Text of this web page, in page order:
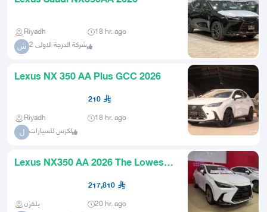
Riyadh 18 hr. ago
ش شركة الدرجة الاولى 2
Lexus NX 350 AA Plus GCC 2026
210
Riyadh 18 hr. ago
ل لكزس للسيارات
Lexus NX350 AA 2026 The Lowest
217,810
بلقرن 20 hr. ago